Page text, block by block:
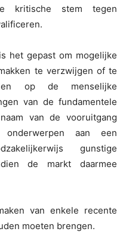
kritische stem tegen
het gepast om mogelijke
te verzwijgen of te
op de menselijke
van de fundamentele
van de vooruitgang
aan een
gunstige
de markt daarmee
van enkele recente
moeten brengen.